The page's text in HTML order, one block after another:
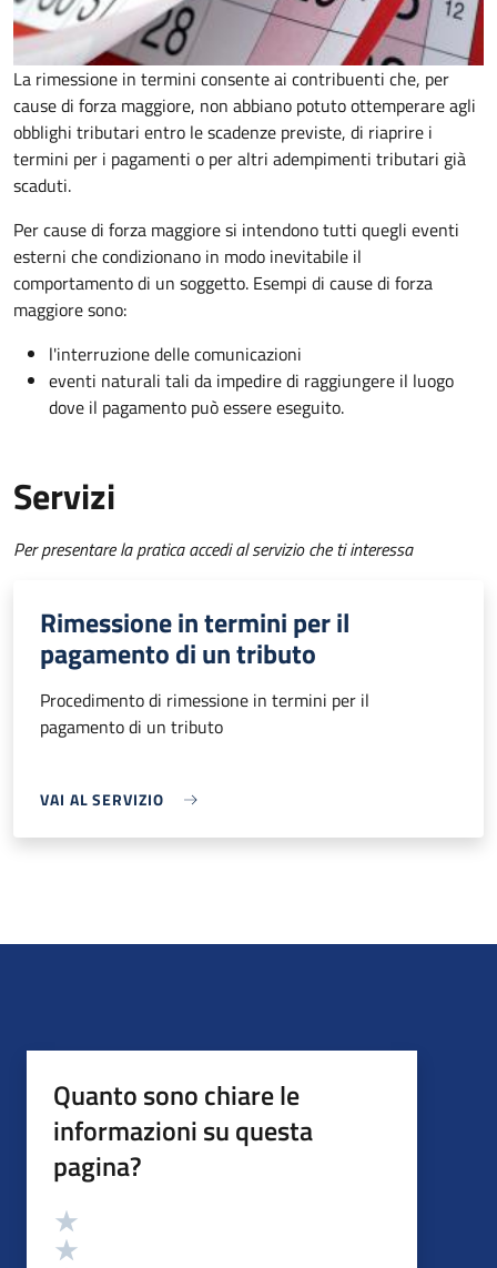
La rimessione in termini consente ai contribuenti che, per
cause di forza maggiore, non abbiano potuto ottemperare agli
obblighi tributari entro le scadenze previste, di riaprire i
termini per i pagamenti o per altri adempimenti tributari già
scaduti.
Per cause di forza maggiore si intendono tutti quegli eventi
esterni che condizionano in modo inevitabile il
comportamento di un soggetto. Esempi di cause di forza
maggiore sono:
l'interruzione delle comunicazioni
eventi naturali tali da impedire di raggiungere il luogo
dove il pagamento può essere eseguito.
Servizi
Per presentare la pratica accedi al servizio che ti interessa
Rimessione in termini per il
pagamento di un tributo
Procedimento di rimessione in termini per il
pagamento di un tributo
VAI AL SERVIZIO
Quanto sono chiare le
informazioni su questa
pagina?
Valutazione